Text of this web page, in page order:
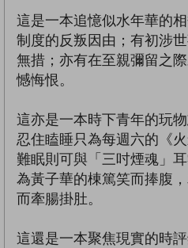
這是一本追憶似水年華的
制度的反叛因由；有初涉
無措；亦有在至親彌留之
憾悔恨。
這亦是一本時下青年的玩
忍住瞌睡只為每週六的《
難眠則可與「三吋煙魂」
為黃子華的棟篤笑而捧腹
而牽腸掛肚。
這還是一本聚焦現實的時